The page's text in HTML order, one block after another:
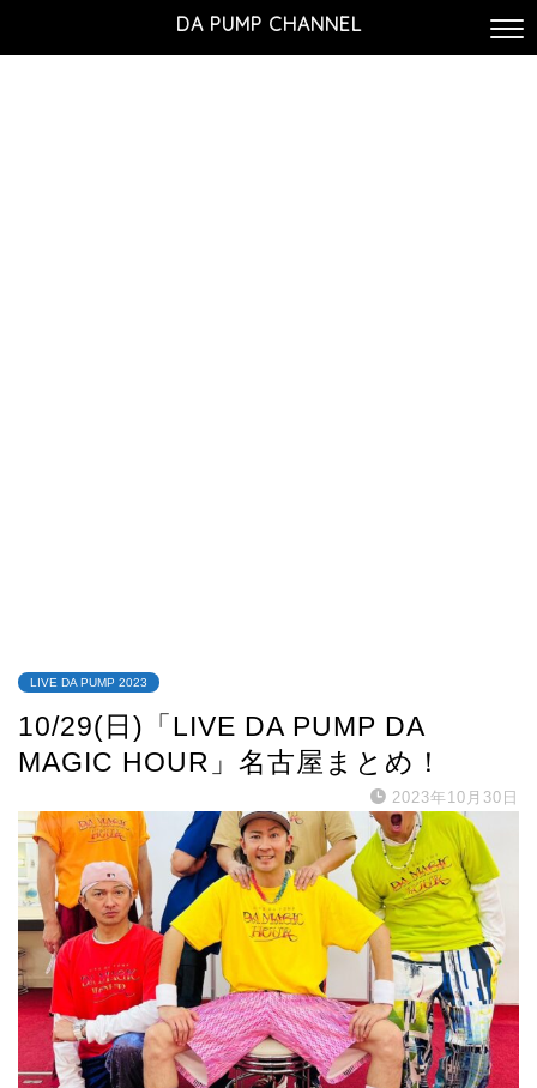
DA PUMP CHANNEL
LIVE DA PUMP 2023
10/29(日)「LIVE DA PUMP DA
MAGIC HOUR」名古屋まとめ！
2023年10月30日